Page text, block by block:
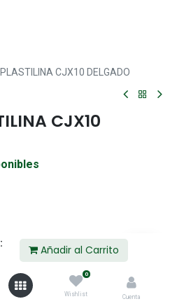
Añadir al Carrito
0
Wishlist Cuenta
CJX10 DELGADO
CJX10
al Carrito